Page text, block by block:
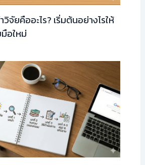
จัยคืออะไร? เริ่มต้นอย่างไรให้
อใหม่